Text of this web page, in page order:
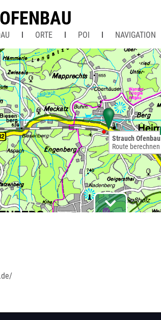
ORTE POI NAVIGATION
Strauch Ofenbau
Route berechnen